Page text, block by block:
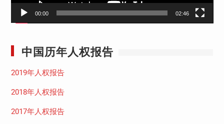
00:00 02:46
中国历年人权报告
2019年人权报告
2018年人权报告
2017年人权报告